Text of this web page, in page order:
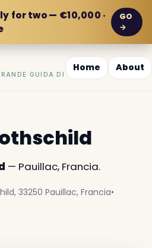
for two — €10,000 ·
GO
→
GUIDA DI
Home About
— Pauillac, Francia.
33250 Pauillac, Francia•